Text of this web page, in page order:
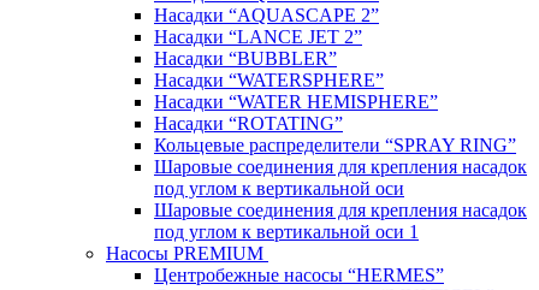
Насадки “AQUASCAPE 2”
Насадки “LANCE JET 2”
Насадки “BUBBLER”
Насадки “WATERSPHERE”
Насадки “WATER HEMISPHERE”
Насадки “ROTATING”
Кольцевые распределители “SPRAY RING”
Шаровые соединения для крепления насадок
под углом к вертикальной оси
Шаровые соединения для крепления насадок
под углом к вертикальной оси 1
Насосы PREMIUM
Центробежные насосы “HERMES”